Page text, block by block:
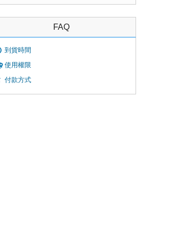
FAQ
到貨時間
使用權限
付款方式